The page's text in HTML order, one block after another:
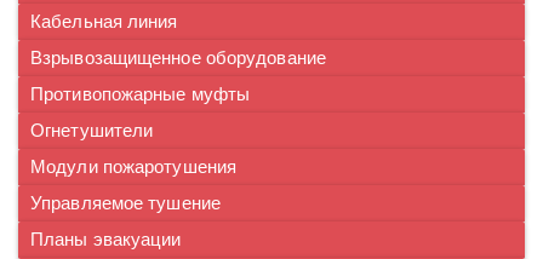
Кабельная линия
Взрывозащищенное оборудование
Противопожарные муфты
Огнетушители
Модули пожаротушения
Управляемое тушение
Планы эвакуации